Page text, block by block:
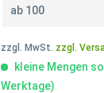
ab 100
zzgl. MwSt. zzgl.
kleine Mengen
Werktage)